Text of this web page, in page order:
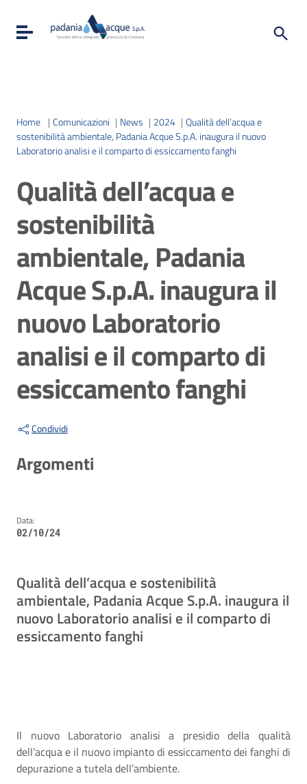
Toggle navigation
Home | Comunicazioni | News | 2024 | Qualità dell’acqua e
sostenibilità ambientale, Padania Acque S.p.A. inaugura il nuovo
Laboratorio analisi e il comparto di essiccamento fanghi
Qualità dell’acqua e
sostenibilità
ambientale, Padania
Acque S.p.A. inaugura il
nuovo Laboratorio
analisi e il comparto di
essiccamento fanghi
Condividi
Argomenti
Data:
02/10/24
Qualità dell’acqua e sostenibilità
ambientale, Padania Acque S.p.A. inaugura il
nuovo Laboratorio analisi e il comparto di
essiccamento fanghi
Il nuovo Laboratorio analisi a presidio della qualità
dell’acqua e il nuovo impianto di essiccamento dei fanghi di
depurazione a tutela dell’ambiente.